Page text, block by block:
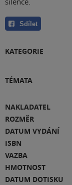
Sdílet
KATEGORIE
TÉMATA
NAKLADATEL
ROZMĚR
DATUM VYDÁNÍ
ISBN
VAZBA
HMOTNOST
DATUM DOTISKU